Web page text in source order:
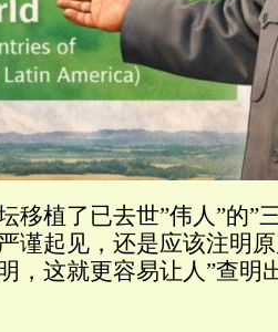
移植了已去世”伟人”的”
谨起见，还是应该注明
，这就更容易让人”查明